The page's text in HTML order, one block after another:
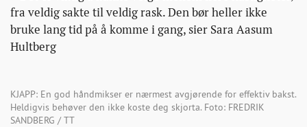
fra veldig sakte til veldig rask. Den bør heller ikke
bruke lang tid på å komme i gang, sier Sara Aasum
Hultberg
KJAPP: En god håndmikser er nærmest avgjørende for effektiv bakst.
Heldigvis behøver den ikke koste deg skjorta. Foto: FREDRIK
SANDBERG / TT